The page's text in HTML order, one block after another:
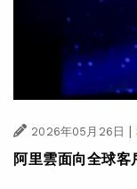
2026年05月26日
阿里雲面向全球